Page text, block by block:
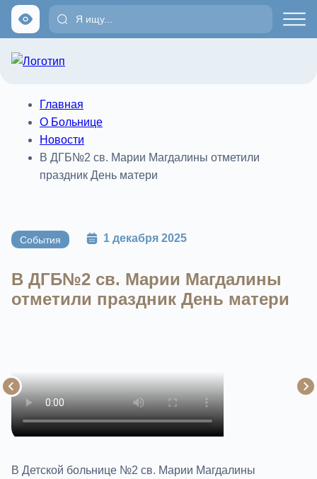
Главная
О Больнице
Новости
В ДГБ№2 св. Марии Магдалины отметили
праздник День матери
События 1 декабря 2025
В ДГБ№2 св. Марии Магдалины
отметили праздник День матери
В Детской больнице №2 св. Марии Магдалины